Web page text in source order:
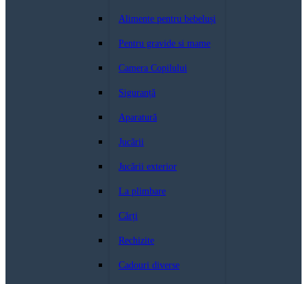
Alimente pentru bebeluși
Pentru gravide si mame
Camera Copilului
Siguranță
Aparatură
Jucării
Jucării exterior
La plimbare
Cărți
Rechizite
Cadouri diverse